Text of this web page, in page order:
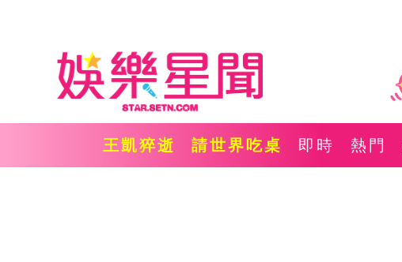
王凱猝逝 請世界吃桌 即時 熱門